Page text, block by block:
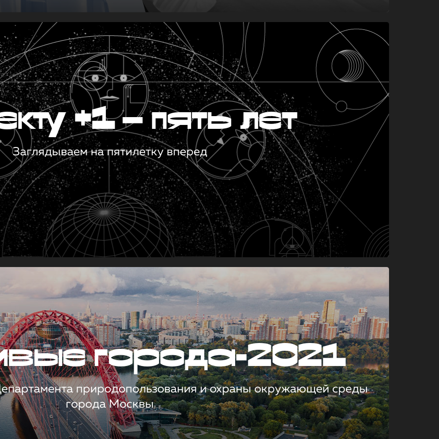
+1 — пять лет
Заглядываем на пятилетку вперед
города-2021
природопользования и охраны окружающей среды
города Москвы